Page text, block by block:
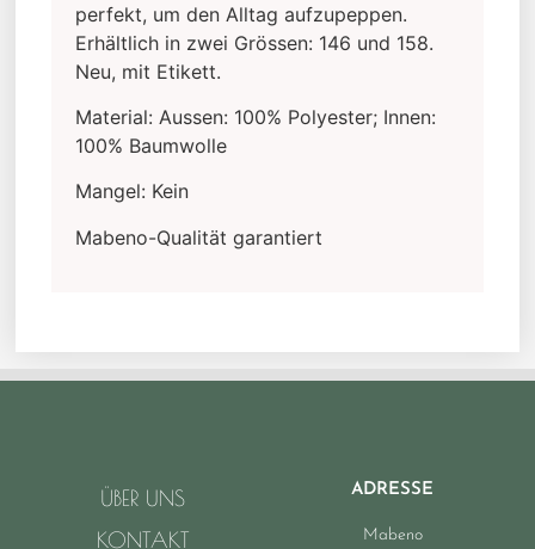
perfekt, um den Alltag aufzupeppen.
Erhältlich in zwei Grössen: 146 und 158.
Neu, mit Etikett.
Material: Aussen: 100% Polyester; Innen:
100% Baumwolle
Mangel: Kein
Mabeno-Qualität garantiert
ÜBER UNS
KONTAKT
ADRESSE
Mabeno